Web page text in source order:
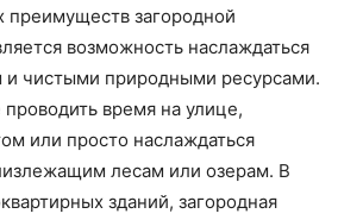
преимуществ загородной
возможность наслаждаться
и чистыми природными ресурсами.
время на улице,
или просто наслаждаться
лесам или озерам. В
зданий, загородная